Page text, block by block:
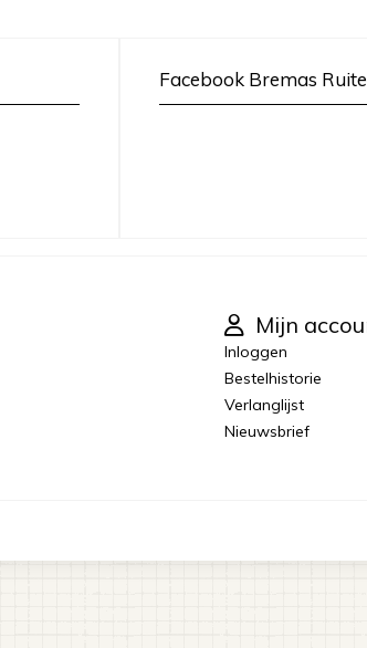
Facebook Bremas
Mijn
Inloggen
Bestelhistorie
Verlanglijst
Nieuwsbrief